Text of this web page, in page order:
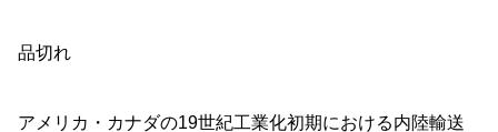
品切れ
アメリカ・カナダの19世紀工業化初期における内陸輸送